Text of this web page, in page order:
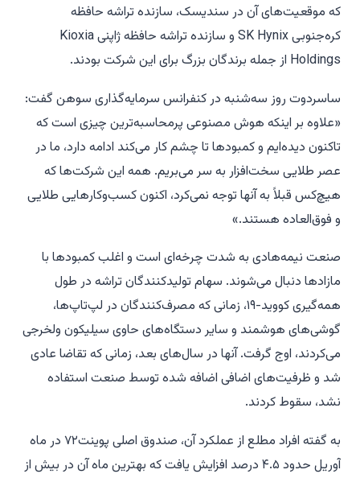
که موقعیت‌های آن در سندیسک، سازنده تراشه حافظه
کره‌جنوبیSK Hynix و سازنده تراشه حافظه ژاپنیKioxia
Holdings از جمله برندگان بزرگ برای این شرکت بودند.
ساسردوت روز سه‌شنبه در کنفرانس سرمایه‌گذاری سوهن گفت:
«علاوه بر اینکه هوش مصنوعی پرمحاسبه‌ترین چیزی است که
تاکنون دیده‌ایم و کمبودها تا چشم کار می‌کند ادامه دارد، ما در
عصر طلایی سخت‌افزار به سر می‌بریم. همه این شرکت‌ها که
هیچ‌کس قبلاً به آنها توجه نمی‌کرد، اکنون کسب‌وکارهایی طلایی
و فوق‌العاده هستند.»
صنعت نیمه‌هادی به شدت چرخه‌ای است و اغلب کمبودها با
مازادها دنبال می‌شوند. سهام تولیدکنندگان تراشه در طول
همه‌گیری کووید-۱۹، زمانی که مصرف‌کنندگان در لپ‌تاپ‌ها،
گوشی‌های هوشمند و سایر دستگاه‌های حاوی سیلیکون ولخرجی
می‌کردند، اوج گرفت. آنها در سال‌های بعد، زمانی که تقاضا عادی
شد و ظرفیت‌های اضافی اضافه شده توسط صنعت استفاده
نشد، سقوط کردند.
به گفته افراد مطلع از عملکرد آن، صندوق اصلی پوینت۷۲ در ماه
آوریل حدود ۴.۵ درصد افزایش یافت که بهترین ماه آن در بیش از